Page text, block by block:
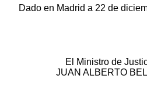
Dado en Madrid a 22 de
El Ministro de
JUAN ALBERTO